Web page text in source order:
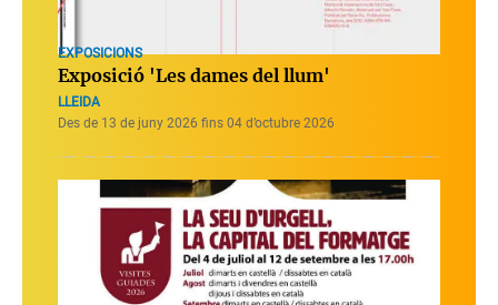
EXPOSICIONS
Exposició 'Les dames del llum'
LLEIDA
Des de 13 de juny 2026 fins 04 d’octubre 2026